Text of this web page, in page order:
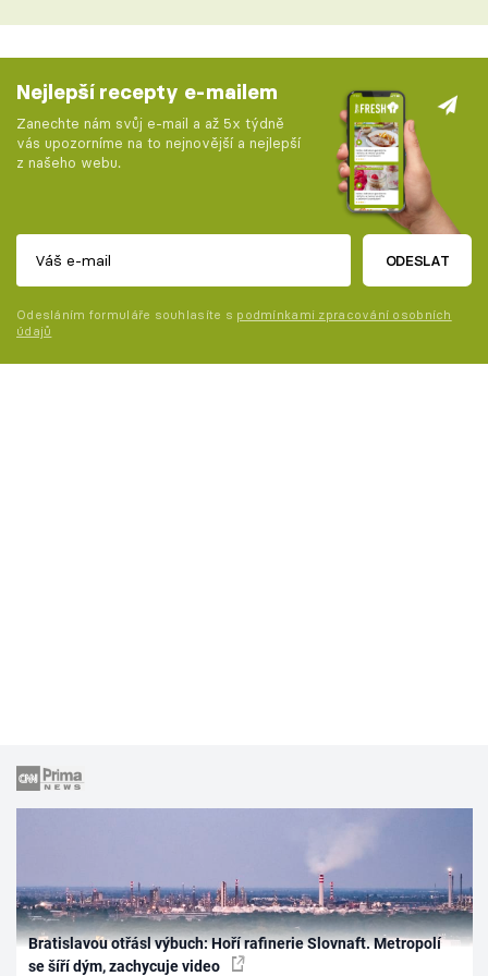
Nejlepší recepty e-mailem
Zanechte nám svůj e-mail a až 5x týdně
vás upozorníme na to nejnovější a nejlepší
z našeho webu.
ODESLAT
Odesláním formuláře souhlasíte s podmínkami zpracování osobních
údajů
Bratislavou otřásl výbuch: Hoří rafinerie Slovnaft. Metropolí
se šíří dým, zachycuje video